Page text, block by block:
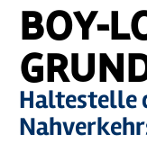
BOY-
Haltestelle